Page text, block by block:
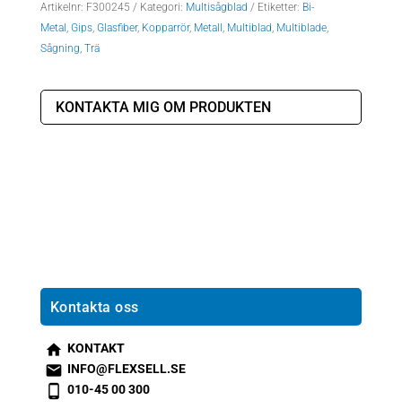
Artikelnr: F300245 Kategori: Multisågblad Etiketter: Bi-
Metal , Gips, Glasfiber, Kopparrör, Metall , Multiblad, Multiblade,
Sågning, Trä
KONTAKTA MIG OM PRODUKTEN
Kontakta oss
s
m
KONTAKT
s
INFO@FLEXSELL.SE
010-45 00 300